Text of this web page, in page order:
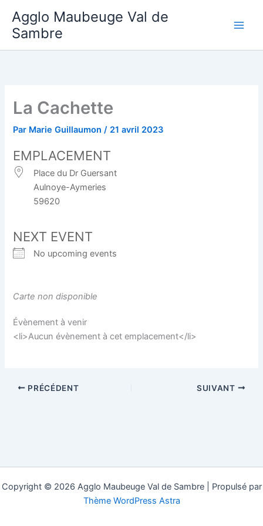
contenu
Agglo Maubeuge Val de
Sambre
La Cachette
Par Marie Guillaumon/ 21 avril 2023
EMPLACEMENT
Place du Dr Guersant
Aulnoye-Aymeries
59620
NEXT EVENT
No upcoming events
Carte non disponible
Évènement à venir
<li>Aucun évènement à cet emplacement</li>
PRÉCÉDENT SUIVANT
Copyright © 2026 Agglo Maubeuge Val de Sambre | Propulsé par
Thème WordPress Astra